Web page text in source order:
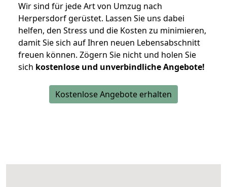
Wir sind für jede Art von Umzug nach
Herpersdorf gerüstet. Lassen Sie uns dabei
helfen, den Stress und die Kosten zu minimieren,
damit Sie sich auf Ihren neuen Lebensabschnitt
freuen können. Zögern Sie nicht und holen Sie
sich kostenlose und unverbindliche Angebote!
Kostenlose Angebote erhalten